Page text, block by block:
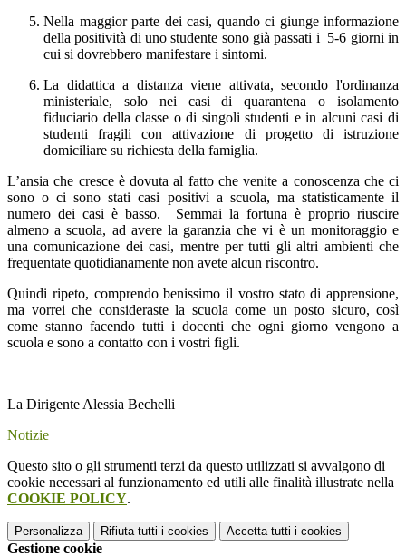
Nella maggior parte dei casi, quando ci giunge informazione
della positività di uno studente sono già passati i 5-6 giorni in
cui si dovrebbero manifestare i sintomi.
La didattica a distanza viene attivata, secondo l'ordinanza
ministeriale, solo nei casi di quarantena o isolamento
fiduciario della classe o di singoli studenti e in alcuni casi di
studenti fragili con attivazione di progetto di istruzione
domiciliare su richiesta della famiglia.
L’ansia che cresce è dovuta al fatto che venite a conoscenza che ci
sono o ci sono stati casi positivi a scuola, ma statisticamente il
numero dei casi è basso. Semmai la fortuna è proprio riuscire
almeno a scuola, ad avere la garanzia che vi è un monitoraggio e
una comunicazione dei casi, mentre per tutti gli altri ambienti che
frequentate quotidianamente non avete alcun riscontro.
Quindi ripeto, comprendo benissimo il vostro stato di apprensione,
ma vorrei che consideraste la scuola come un posto sicuro, così
come stanno facendo tutti i docenti che ogni giorno vengono a
scuola e sono a contatto con i vostri figli.
La Dirigente Alessia Bechelli
Notizie
Questo sito o gli strumenti terzi da questo utilizzati si avvalgono di
cookie necessari al funzionamento ed utili alle finalità illustrate nella
COOKIE POLICY.
Personalizza Rifiuta tutti i cookies Accetta tutti i cookies
Gestione cookie